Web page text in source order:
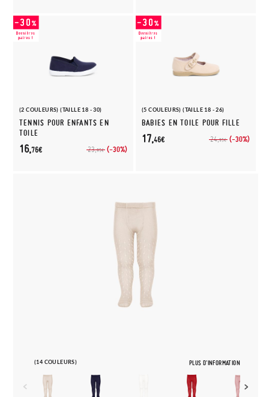
(2 COULEURS) (TAILLE 18 - 30)
TENNIS POUR ENFANTS EN
TOILE
23,95€ (-30%)
16,76€
(5 COULEURS) (TAILLE 18 - 26)
BABIES EN TOILE POUR FILLE
24,95€ (-30%)
17,46€
(14 COULEURS) PLUS D'INFORMATION